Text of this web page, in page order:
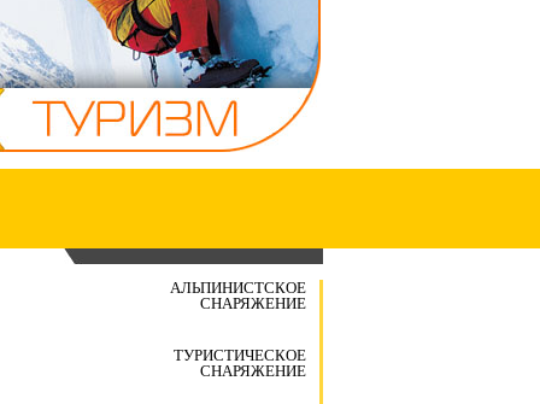
АЛЬПИНИСТСКОЕ
СНАРЯЖЕНИЕ
ТУРИСТИЧЕСКОЕ
СНАРЯЖЕНИЕ